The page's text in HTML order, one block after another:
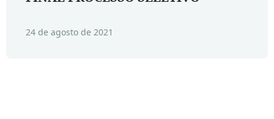
24 de agosto de 2021